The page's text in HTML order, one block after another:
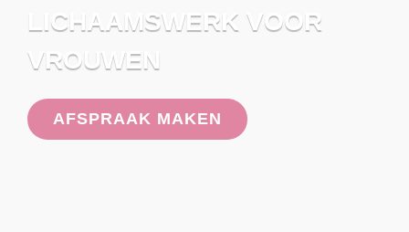
LICHAAMSWERK VOOR
VROUWEN
AFSPRAAK MAKEN